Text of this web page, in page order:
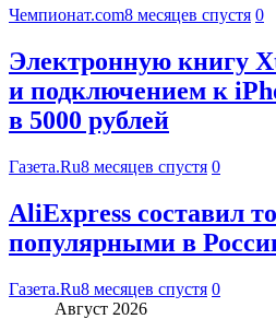
Чемпионат.com8 месяцев спустя 0
Электронную книгу
и подключением к
в 5000 рублей
Газета.Ru8 месяцев спустя 0
AliExpress составил
популярными в
Газета.Ru8 месяцев спустя 0
Август 2026